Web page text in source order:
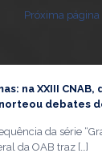
Próxima página
na XXIII
debates
da série
da OAB traz […]